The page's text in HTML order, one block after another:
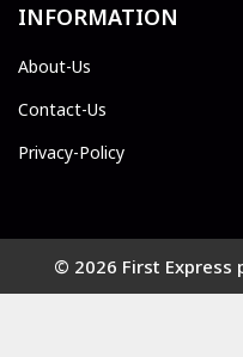
INFORMATION
About-Us
Contact-Us
Privacy-Policy
© 2026 First Express